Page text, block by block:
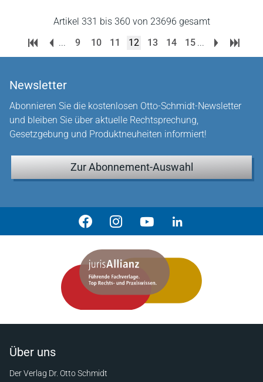
Artikel 331 bis 360 von 23696 gesamt
...
9 10 11 12 13 14 15 ...
Newsletter
Abonnieren Sie die kostenlosen Otto-Schmidt-Newsletter
und bleiben Sie über aktuelle Rechtsprechung,
Gesetzgebung und Produktneuheiten informiert!
Zur Abonnement-Auswahl
Über uns
Der Verlag Dr. Otto Schmidt